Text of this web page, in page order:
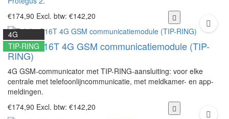
€174,90 Excl. btw: €142,20
4G
TIP-RING
Trikdis G16T 4G GSM communicatiemodule (TIP-
RING)
4G GSM-communicator met TIP-RING-aansluiting: voor elke
centrale met telefoonlijncommunicatie, met meldkamer- en app-
meldingen.
€174,90 Excl. btw: €142,20